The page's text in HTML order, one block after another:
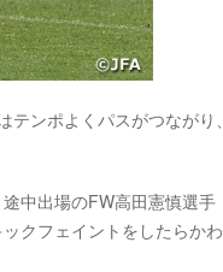
テンポよくパスがつながり
中出場のFW高田憲慎選手
クフェイントをしたらか